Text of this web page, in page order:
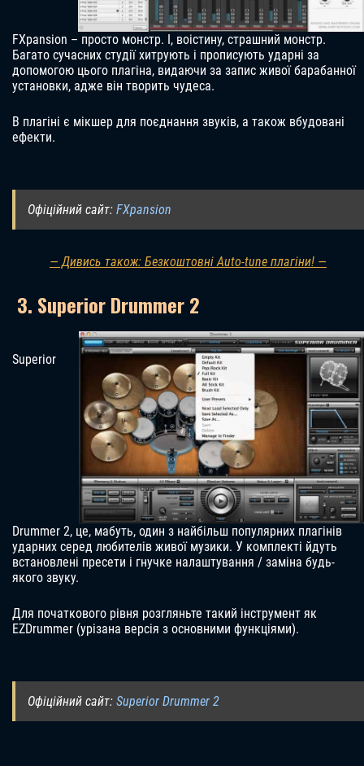
FXpansion – просто монстр. І, воістину, страшний монстр.
Багато сучасних студії хитрують і прописують ударні за
допомогою цього плагіна, видаючи за запис живої барабанної
установки, адже він творить чудеса.
В плагіні є мікшер для поєднання звуків, а також вбудовані
ефекти.
Офіційний сайт: FXpansion
— Дивись також: Безкоштовні Auto-tune плагіни! —
3. Superior Drummer 2
Superior
Drummer 2, це, мабуть, один з найбільш популярних плагінів
ударних серед любителів живої музики. У комплекті йдуть
встановлені пресети і гнучке налаштування / заміна будь-
якого звуку.
Для початкового рівня розгляньте такий інструмент як
EZDrummer (урізана версія з основними функціями).
Офіційний сайт: Superior Drummer 2